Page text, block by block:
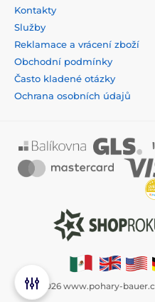
Kontakty
Služby
Reklamace a vrácení zboží
Obchodní podmínky
Často kladené otázky
Ochrana osobních údajů
© 2026 www.pohary-